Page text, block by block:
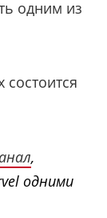
одним из
,
одними